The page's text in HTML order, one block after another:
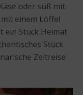
oder süß mit
einem Löffel
ein Stück Heimat
Stück
Zeitreise